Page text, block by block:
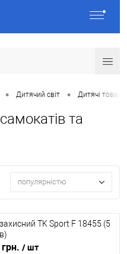
• Дитячий світ • Дитячі
та
популярністю
TK Sport F 18455 (5
/ шт